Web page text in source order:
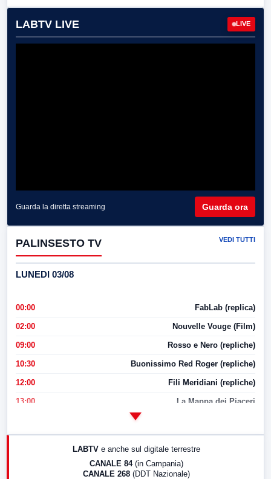
LABTV LIVE LIVE
Guarda la diretta streaming Guarda ora
PALINSESTO TV VEDI TUTTI
LUNEDI 03/08
00:00 FabLab (replica)
02:00 Nouvelle Vouge (Film)
09:00 Rosso e Nero (repliche)
10:30 Buonissimo Red Roger (repliche)
12:00 Fili Meridiani (repliche)
13:00 La Mappa dei Piaceri
17:00 LabNews (replica)
LABTV e anche sul digitale terrestre
CANALE 84 (in Campania)
CANALE 268 (DDT Nazionale)